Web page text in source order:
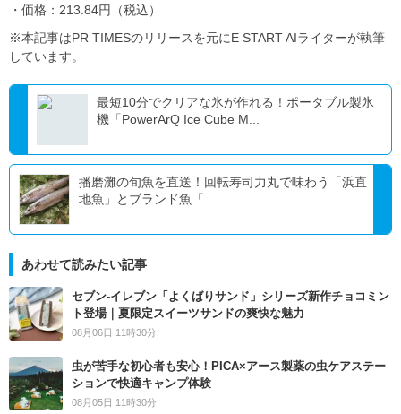
・価格：213.84円（税込）
※本記事はPR TIMESのリリースを元にE START AIライターが執筆
しています。
最短10分でクリアな氷が作れる！ポータブル製氷
機「PowerArQ Ice Cube M...
播磨灘の旬魚を直送！回転寿司力丸で味わう「浜直
地魚」とブランド魚「...
あわせて読みたい記事
セブン‐イレブン「よくばりサンド」シリーズ新作チョコミン
ト登場｜夏限定スイーツサンドの爽快な魅力
08月06日 11時30分
虫が苦手な初心者も安心！PICA×アース製薬の虫ケアステー
ションで快適キャンプ体験
08月05日 11時30分